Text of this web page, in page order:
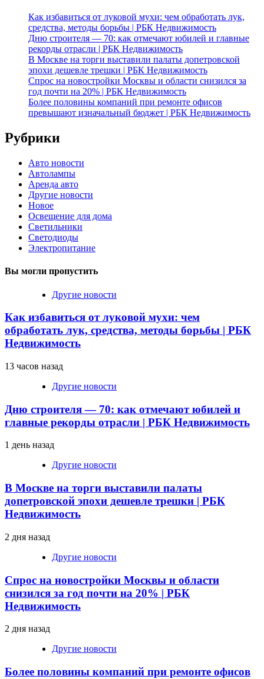
Как избавиться от луковой мухи: чем обработать лук,
средства, методы борьбы | РБК Недвижимость
Дню строителя — 70: как отмечают юбилей и главные
рекорды отрасли | РБК Недвижимость
В Москве на торги выставили палаты допетровской
эпохи дешевле трешки | РБК Недвижимость
Спрос на новостройки Москвы и области снизился за
год почти на 20% | РБК Недвижимость
Более половины компаний при ремонте офисов
превышают изначальный бюджет | РБК Недвижимость
Рубрики
Авто новости
Автолампы
Аренда авто
Другие новости
Новое
Освещение для дома
Светильники
Светодиоды
Электропитание
Вы могли пропустить
Другие новости
Как избавиться от луковой мухи: чем
обработать лук, средства, методы борьбы | РБК
Недвижимость
13 часов назад
Другие новости
Дню строителя — 70: как отмечают юбилей и
главные рекорды отрасли | РБК Недвижимость
1 день назад
Другие новости
В Москве на торги выставили палаты
допетровской эпохи дешевле трешки | РБК
Недвижимость
2 дня назад
Другие новости
Спрос на новостройки Москвы и области
снизился за год почти на 20% | РБК
Недвижимость
2 дня назад
Другие новости
Более половины компаний при ремонте офисов